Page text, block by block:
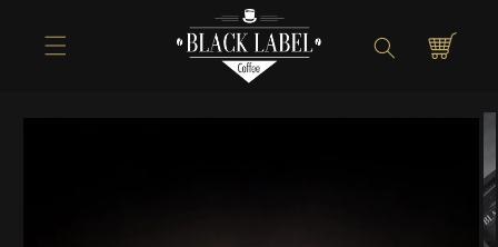
Inhalt
Warenkorb